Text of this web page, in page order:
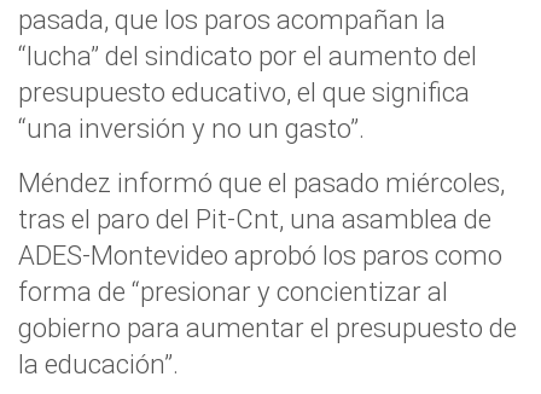
pasada, que los paros acompañan la
“lucha” del sindicato por el aumento del
presupuesto educativo, el que significa
“una inversión y no un gasto”.
Méndez informó que el pasado miércoles,
tras el paro del Pit-Cnt, una asamblea de
ADES-Montevideo aprobó los paros como
forma de “presionar y concientizar al
gobierno para aumentar el presupuesto de
la educación”.